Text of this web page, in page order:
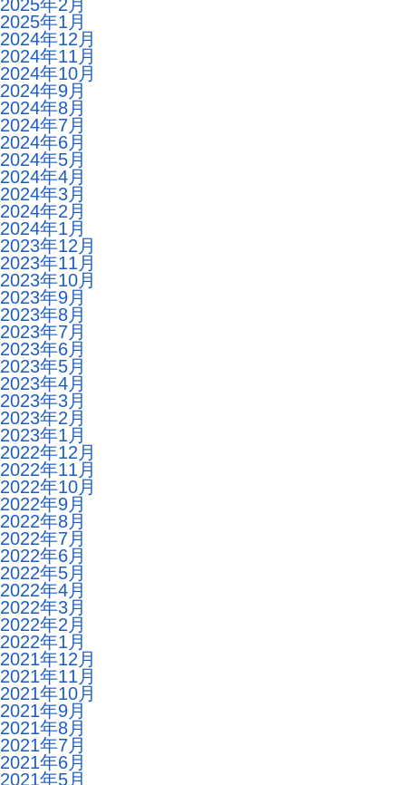
2025年2月
2025年1月
2024年12月
2024年11月
2024年10月
2024年9月
2024年8月
2024年7月
2024年6月
2024年5月
2024年4月
2024年3月
2024年2月
2024年1月
2023年12月
2023年11月
2023年10月
2023年9月
2023年8月
2023年7月
2023年6月
2023年5月
2023年4月
2023年3月
2023年2月
2023年1月
2022年12月
2022年11月
2022年10月
2022年9月
2022年8月
2022年7月
2022年6月
2022年5月
2022年4月
2022年3月
2022年2月
2022年1月
2021年12月
2021年11月
2021年10月
2021年9月
2021年8月
2021年7月
2021年6月
2021年5月